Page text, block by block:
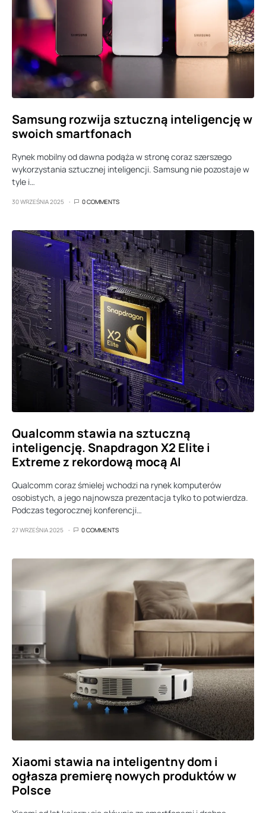
Samsung rozwija sztuczną inteligencję w
swoich smartfonach
Rynek mobilny od dawna podąża w stronę coraz szerszego
wykorzystania sztucznej inteligencji. Samsung nie pozostaje w
tyle i…
30 WRZEŚNIA 2025 0 COMMENTS
Qualcomm stawia na sztuczną
inteligencję. Snapdragon X2 Elite i
Extreme z rekordową mocą AI
Qualcomm coraz śmielej wchodzi na rynek komputerów
osobistych, a jego najnowsza prezentacja tylko to potwierdza.
Podczas tegorocznej konferencji…
27 WRZEŚNIA 2025 0 COMMENTS
Xiaomi stawia na inteligentny dom i
ogłasza premierę nowych produktów w
Polsce